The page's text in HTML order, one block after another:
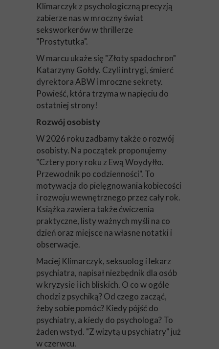
Klimarczyk z psychologiczną precyzją
zabierze nas w mroczny świat
seksworkerów w thrillerze
"Prostytutka".
W marcu ukaże się "Złoty spadochron"
Katarzyny Gołdy. Czyli intrygi, śmierć
dyrektora ABW i mroczne sekrety.
Powieść, która trzyma w napięciu do
ostatniej strony!
Rozwój osobisty
W 2026 roku zadbamy także o rozwój
osobisty. Na początek proponujemy
"Cztery pory roku z Ewą Woydyłło.
Przewodnik po codzienności". To
motywacja do pielęgnowania kobiecości
i rozwoju wewnętrznego przez cały rok.
Książka zawiera także ćwiczenia
praktyczne, listy ważnych myśli na co
dzień oraz miejsce na własne notatki i
obserwacje.
Maciej Klimarczyk, seksuolog i lekarz
psychiatra, napisał niezbędnik dla osób
w kryzysie i ich bliskich. O co w ogóle
chodzi z psychiką? Od czego zacząć,
żeby sobie pomóc? Kiedy pójść do
psychiatry, a kiedy do psychologa? To
żaden wstyd. "Z wizytą u psychiatry" już
w czerwcu.